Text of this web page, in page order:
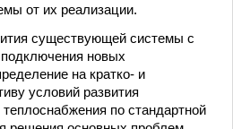
от их реализации.
существующей системы с
подключения новых
на кратко- и
условий развития
по стандартной